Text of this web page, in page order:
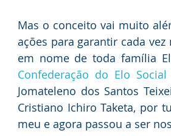
Mas o conceito vai muito
ações para garantir cada
em nome de toda família
Confederação do Elo Social
Jomateleno dos Santos
Cristiano Ichiro Taketa, por
meu e agora passou a ser